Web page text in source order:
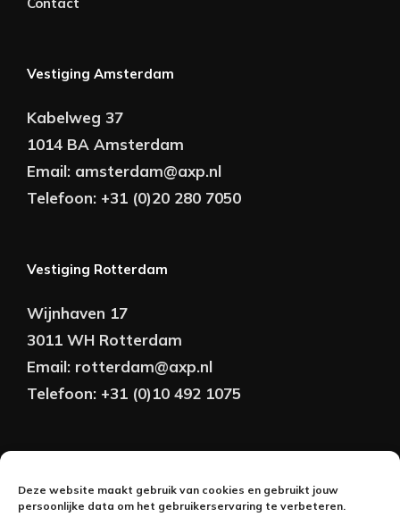
Deze website maakt gebruik van cookies en gebruikt jouw
persoonlijke data om het gebruikerservaring te verbeteren.
Vestiging Amsterdam
Kabelweg 37
1014 BA Amsterdam
Email: amsterdam@axp.nl
Telefoon: +31 (0)20 280 7050
Vestiging Rotterdam
Wijnhaven 17
3011 WH Rotterdam
Email: rotterdam@axp.nl
Telefoon: +31 (0)10 492 1075
Onderhoud: